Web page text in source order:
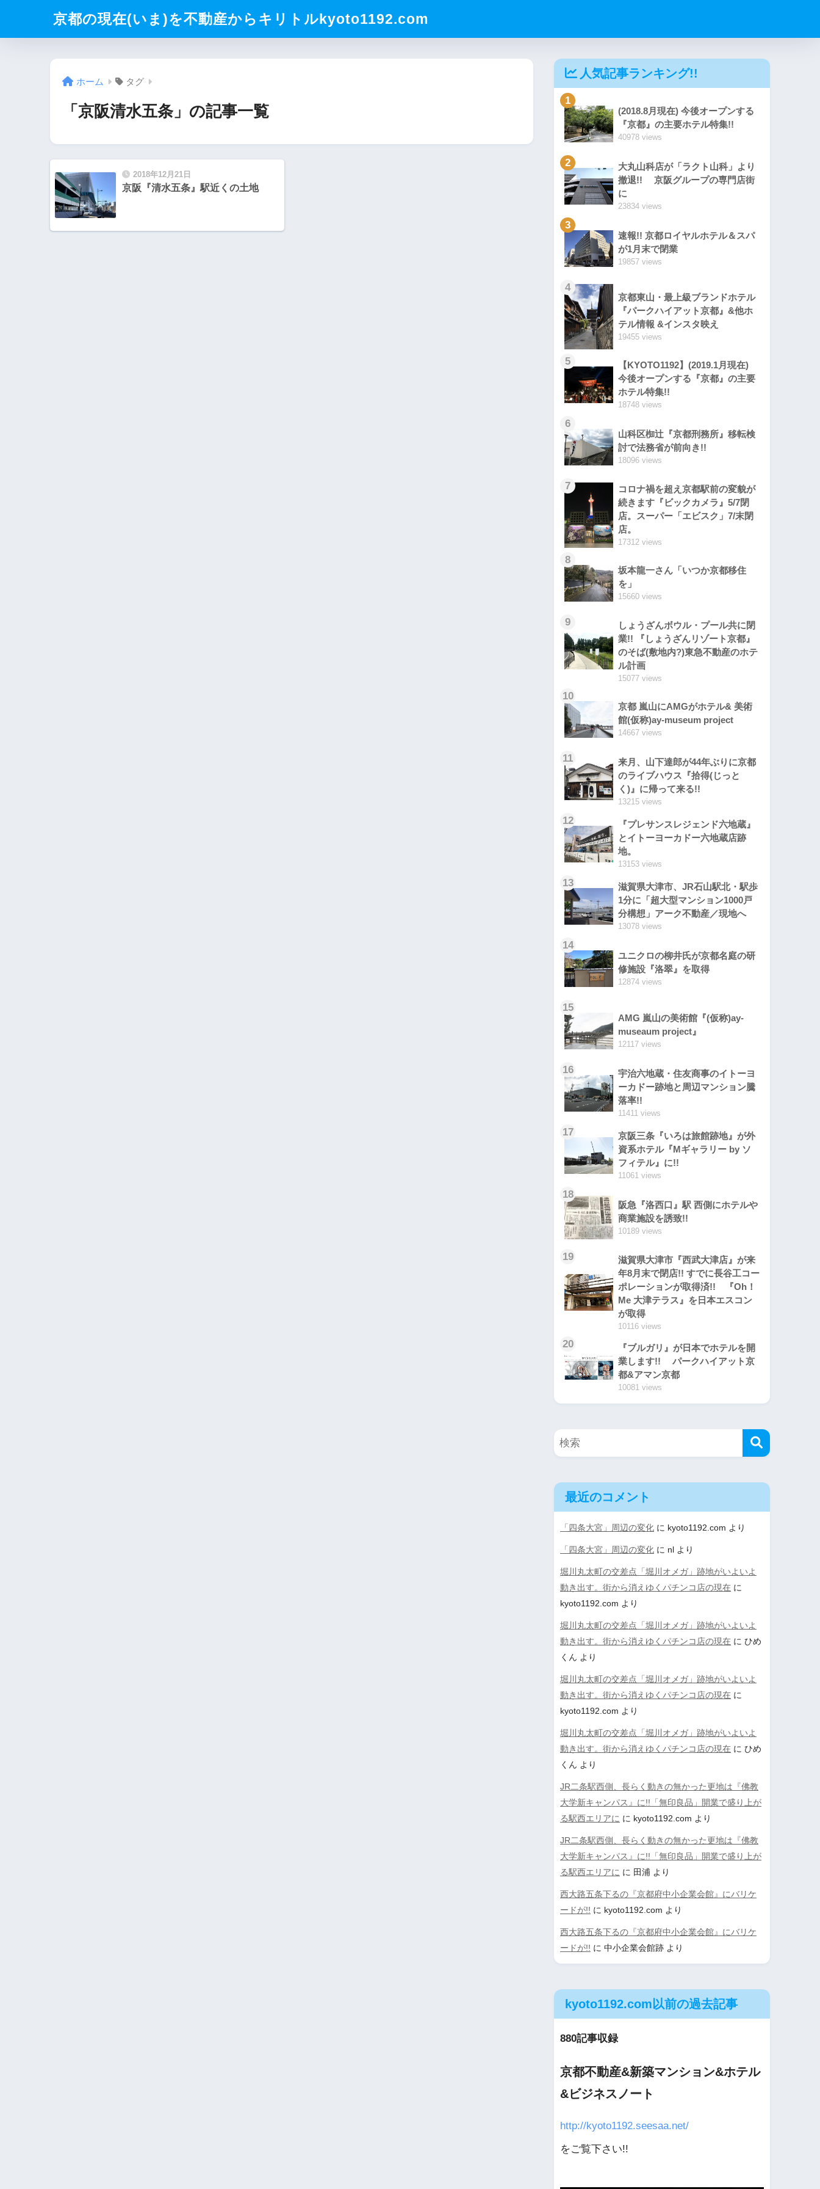
京都の現在(いま)を不動産からキリトルkyoto1192.com
ホーム タグ
「京阪清水五条」の記事一覧
2018年12月21日
京阪『清水五条』駅近くの土地
人気記事ランキング!!
1
(2018.8月現在) 今後オープンする
『京都』の主要ホテル特集!!
40978 views
2
大丸山科店が「ラクト山科」より
撤退!! 京阪グループの専門店街
に
23834 views
3
速報!! 京都ロイヤルホテル＆スパ
が1月末で閉業
19857 views
4
京都東山・最上級ブランドホテル
『パークハイアット京都』&他ホ
テル情報 &インスタ映え
19455 views
5
【KYOTO1192】(2019.1月現在)
今後オープンする『京都』の主要
ホテル特集!!
18748 views
6
山科区椥辻『京都刑務所』移転検
討で法務省が前向き!!
18096 views
7
コロナ禍を超え京都駅前の変貌が
続きます『ビックカメラ』5/7閉
店。スーパー「エビスク」7/末閉
店。
17312 views
8
坂本龍一さん「いつか京都移住
を」
15660 views
9
しょうざんボウル・プール共に閉
業!! 『しょうざんリゾート京都』
のそば(敷地内?)東急不動産のホテ
ル計画
15077 views
10
京都 嵐山にAMGがホテル& 美術
館(仮称)ay-museum project
14667 views
11
来月、山下達郎が44年ぶりに京都
のライブハウス『拾得(じっと
く)』に帰って来る!!
13215 views
12
『プレサンスレジェンド六地蔵』
とイトーヨーカドー六地蔵店跡
地。
13153 views
13
滋賀県大津市、JR石山駅北・駅歩
1分に「超大型マンション1000戸
分構想」アーク不動産／現地へ
13078 views
14
ユニクロの柳井氏が京都名庭の研
修施設『洛翠』を取得
12874 views
15
AMG 嵐山の美術館『(仮称)ay-
museaum project』
12117 views
16
宇治六地蔵・住友商事のイトーヨ
ーカドー跡地と周辺マンション騰
落率!!
11411 views
17
京阪三条『いろは旅館跡地』が外
資系ホテル『Mギャラリー by ソ
フィテル』に!!
11061 views
18
阪急『洛西口』駅 西側にホテルや
商業施設を誘致!!
10189 views
19
滋賀県大津市『西武大津店』が来
年8月末で閉店!! すでに長谷工コー
ポレーションが取得済!! 『Oh！
Me 大津テラス』を日本エスコン
が取得
10116 views
20
『ブルガリ』が日本でホテルを開
業します!! パークハイアット京
都&アマン京都
10081 views
最近のコメント
「四条大宮」周辺の変化 に kyoto1192.com より
「四条大宮」周辺の変化 に nl より
堀川丸太町の交差点「堀川オメガ」跡地がいよいよ
動き出す。街から消えゆくパチンコ店の現在 に
kyoto1192.com より
堀川丸太町の交差点「堀川オメガ」跡地がいよいよ
動き出す。街から消えゆくパチンコ店の現在 に ひめ
くん より
堀川丸太町の交差点「堀川オメガ」跡地がいよいよ
動き出す。街から消えゆくパチンコ店の現在 に
kyoto1192.com より
堀川丸太町の交差点「堀川オメガ」跡地がいよいよ
動き出す。街から消えゆくパチンコ店の現在 に ひめ
くん より
JR二条駅西側、長らく動きの無かった更地は『佛教
大学新キャンパス』に!!「無印良品」開業で盛り上が
る駅西エリアに に kyoto1192.com より
JR二条駅西側、長らく動きの無かった更地は『佛教
大学新キャンパス』に!!「無印良品」開業で盛り上が
る駅西エリアに に 田浦 より
西大路五条下るの『京都府中小企業会館』にバリケ
ードが!! に kyoto1192.com より
西大路五条下るの『京都府中小企業会館』にバリケ
ードが!! に 中小企業会館跡 より
kyoto1192.com以前の過去記事
880記事収録
京都不動産&新築マンション&ホテル
&ビジネスノート
http://kyoto1192.seesaa.net/
をご覧下さい!!